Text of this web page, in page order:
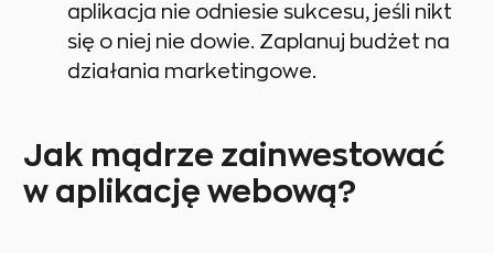
aplikacja nie odniesie sukcesu, jeśli nikt
się o niej nie dowie. Zaplanuj budżet na
działania marketingowe.
Jak mądrze zainwestować
w aplikację webową?